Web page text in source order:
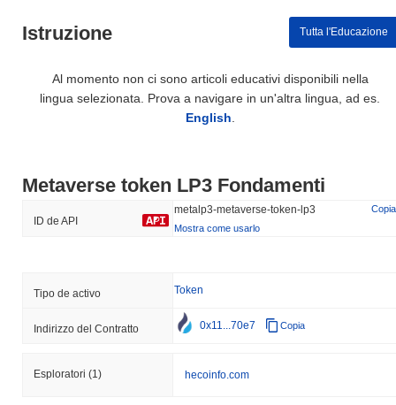
Istruzione Tutta l'Educazione
Al momento non ci sono articoli educativi disponibili nella
lingua selezionata. Prova a navigare in un'altra lingua, ad es.
English
Metaverse token LP3 Fondamenti
ID de API
metalp3-metaverse-token-lp3
Copia
Mostra come usarlo
Tipo de activo Token
Indirizzo del Contratto 0x11...70e7 Copia
Esploratori (1) hecoinfo.com